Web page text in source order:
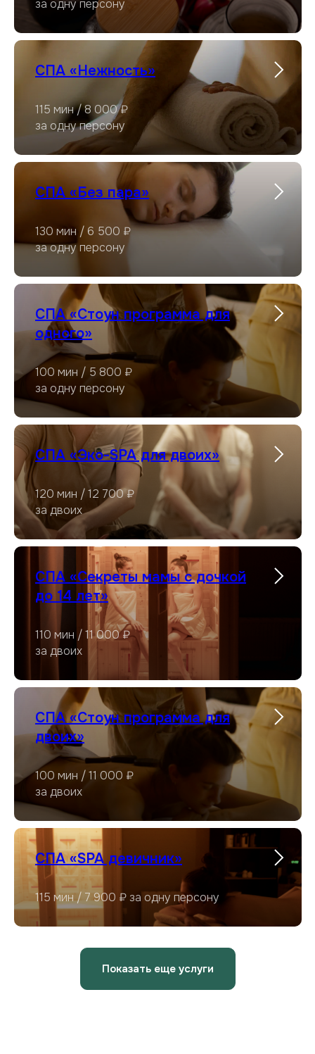
за одну персону
СПА «Нежность»
115 мин / 8 000 ₽
за одну персону
СПА «Без пара»
130 мин / 6 500 ₽
за одну персону
СПА «Стоун программа для
одного»
100 мин / 5 800 ₽
за одну персону
СПА «Эко-SPA для двоих»
120 мин / 12 700 ₽
за двоих
СПА «Секреты мамы с дочкой
до 14 лет»
110 мин / 11 000 ₽
за двоих
СПА «Стоун программа для
двоих»
100 мин / 11 000 ₽
за двоих
СПА «SPA девичник»
115 мин / 7 900 ₽ за одну персону
Показать еще услуги